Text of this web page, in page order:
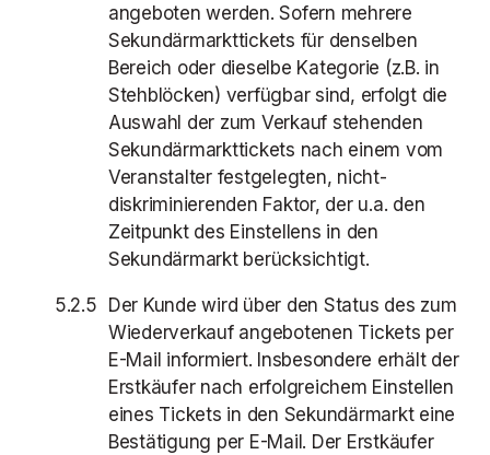
angeboten werden. Sofern mehrere
Sekundärmarkttickets für denselben
Bereich oder dieselbe Kategorie (z.B. in
Stehblöcken) verfügbar sind, erfolgt die
Auswahl der zum Verkauf stehenden
Sekundärmarkttickets nach einem vom
Veranstalter festgelegten, nicht-
diskriminierenden Faktor, der u.a. den
Zeitpunkt des Einstellens in den
Sekundärmarkt berücksichtigt.
Der Kunde wird über den Status des zum
Wiederverkauf angebotenen Tickets per
E-Mail informiert. Insbesondere erhält der
Erstkäufer nach erfolgreichem Einstellen
eines Tickets in den Sekundärmarkt eine
Bestätigung per E-Mail. Der Erstkäufer